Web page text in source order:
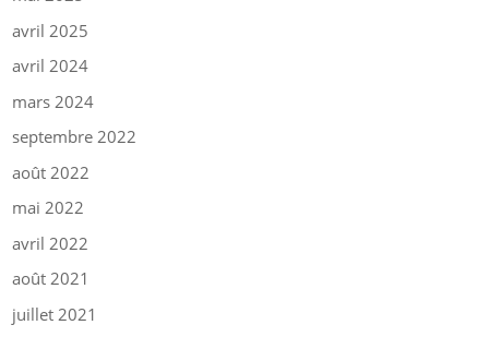
avril 2025
avril 2024
mars 2024
septembre 2022
août 2022
mai 2022
avril 2022
août 2021
juillet 2021